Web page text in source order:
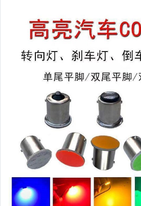
運動、戶外與休閒
嬰幼兒與孕婦
汽機車精品百貨
居家、家具與園藝
玩具、模型與公仔
男性精品與服飾
女裝與服飾配件
偶像、球員卡與郵幣
手錶與飾品配件